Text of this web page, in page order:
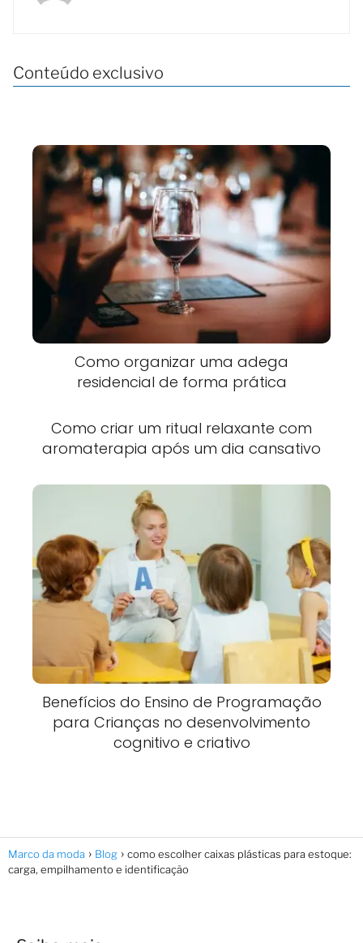
Conteúdo exclusivo
Como organizar uma adega
residencial de forma prática
Como criar um ritual relaxante com
aromaterapia após um dia cansativo
Benefícios do Ensino de Programação
para Crianças no desenvolvimento
cognitivo e criativo
Marco da moda Blog
como escolher caixas plásticas para estoque:
carga, empilhamento e identificação